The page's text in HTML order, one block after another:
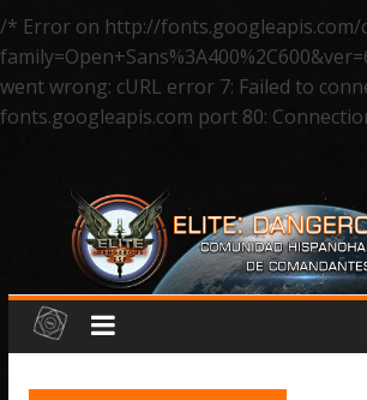
/* Error on http://fonts.googleapis.com/
went wrong: cURL error 7: Failed to
fonts.googleapis.com port 80: